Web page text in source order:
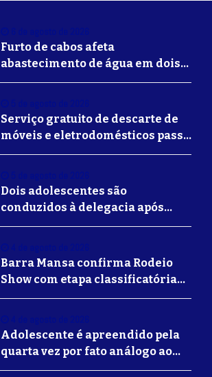
Furto de cabos afeta
abastecimento de água em dois
bairros de Volta Redonda
Serviço gratuito de descarte de
móveis e eletrodomésticos passa
a ser oferecido em Volta
Dois adolescentes são
conduzidos à delegacia após
suposta agressão a idoso em
Barra Mansa confirma Rodeio
Show com etapa classificatória
para Barretos e grandes nomes
Adolescente é apreendido pela
quarta vez por fato análogo ao
tráfico de drogas durante